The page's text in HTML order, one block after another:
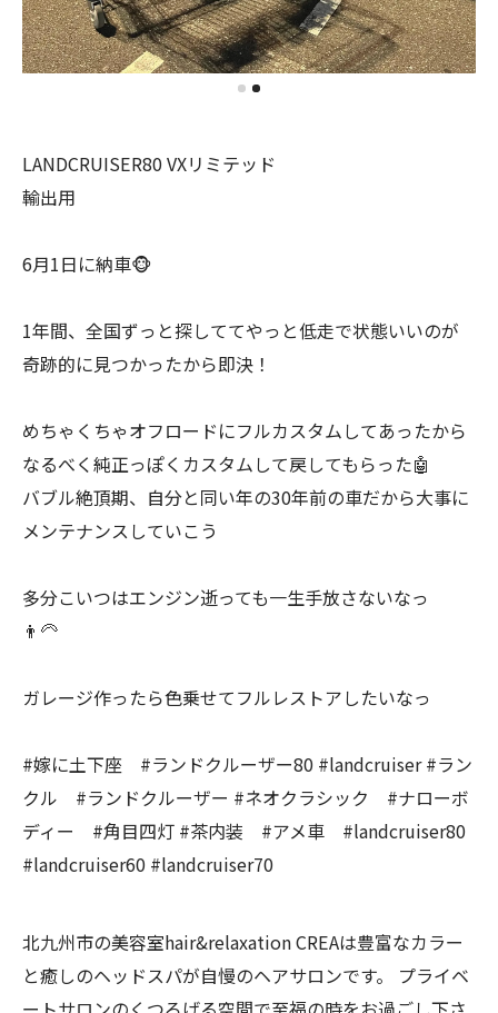
LANDCRUISER80 VXリミテッド
輸出用
6月1日に納車🐵
1年間、全国ずっと探しててやっと低走で状態いいのが
奇跡的に見つかったから即決！
めちゃくちゃオフロードにフルカスタムしてあったから
なるべく純正っぽくカスタムして戻してもらった🤖
バブル絶頂期、自分と同い年の30年前の車だから大事に
メンテナンスしていこう
多分こいつはエンジン逝っても一生手放さないなっ
👨‍🦳
ガレージ作ったら色乗せてフルレストアしたいなっ
#嫁に土下座 #ランドクルーザー80 #landcruiser #ラン
クル #ランドクルーザー #ネオクラシック #ナローボ
ディー #角目四灯 #茶内装 #アメ車 #landcruiser80
#landcruiser60 #landcruiser70
北九州市の美容室hair&relaxation CREAは豊富なカラー
と癒しのヘッドスパが自慢のヘアサロンです。 プライベ